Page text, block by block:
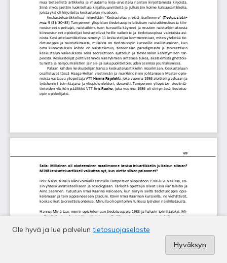
Ole hyvä ja lue palvelun tietosuojaseloste
Hyväksyn